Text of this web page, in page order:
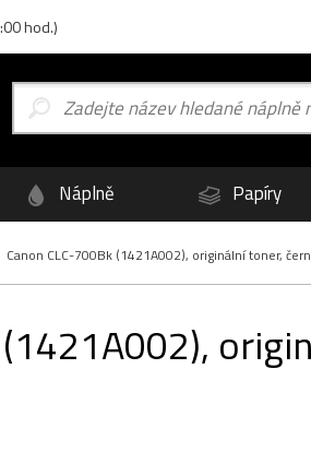
hod.)
Náplně Papíry
Canon CLC-700Bk (1421A002), originální toner,